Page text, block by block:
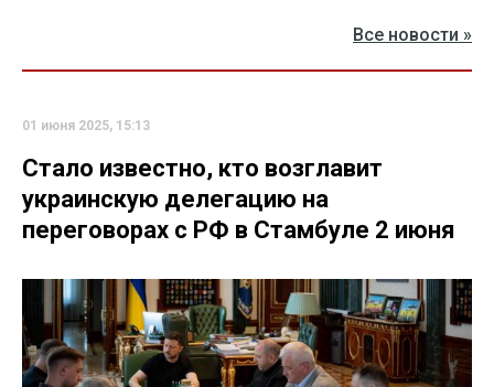
Все новости »
01 июня 2025, 15:13
Стало известно, кто возглавит
украинскую делегацию на
переговорах с РФ в Стамбуле 2 июня